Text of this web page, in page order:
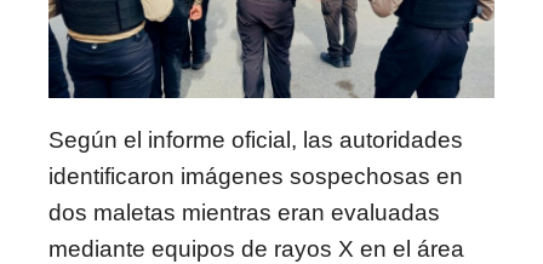
Según el informe oficial, las autoridades
identificaron imágenes sospechosas en
dos maletas mientras eran evaluadas
mediante equipos de rayos X en el área